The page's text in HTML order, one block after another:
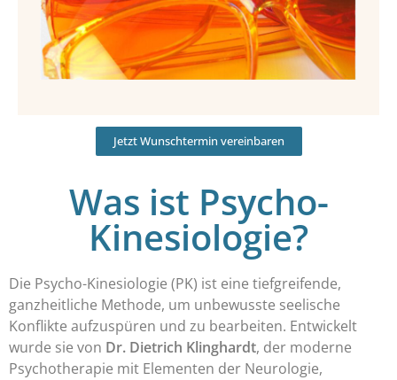
Jetzt Wunschtermin vereinbaren
Was ist Psycho-
Kinesiologie?
Die Psycho-Kinesiologie (PK) ist eine tiefgreifende,
ganzheitliche Methode, um unbewusste seelische
Konflikte aufzuspüren und zu bearbeiten. Entwickelt
wurde sie von Dr. Dietrich Klinghardt, der moderne
Psychotherapie mit Elementen der Neurologie,